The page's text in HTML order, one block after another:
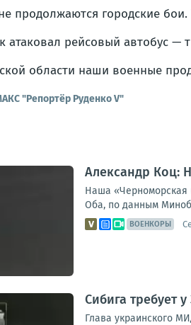
продолжаются городские
атаковал рейсовый автобус —
области наши военные
"Репортёр Руденко V"
Александр Коц:
Наша «Черноморская
Оба, по данным
ВОЕНКОРЫ
Сибига требует
Глава украинского